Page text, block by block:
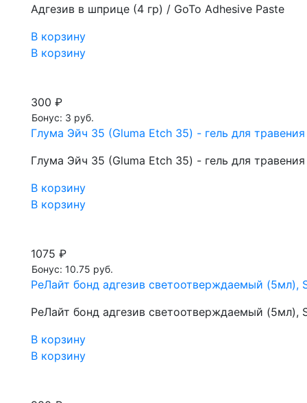
Адгезив в шприце (4 гр) / GoTo Adhesive Paste
В корзину
В корзину
300 ₽
Бонус: 3 руб.
Глума Эйч 35 (Gluma Etch 35) - гель для
Глума Эйч 35 (Gluma Etch 35) - гель для
В корзину
В корзину
1075 ₽
Бонус: 10.75 руб.
РеЛайт бонд адгезив светоотверждаемый (5мл),
РеЛайт бонд адгезив светоотверждаемый (5мл),
В корзину
В корзину